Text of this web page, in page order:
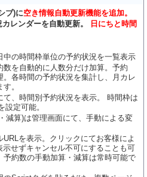
ブ)に空き情報自動更新機能を追加。
レンダーを自動更新。
日にちと時間
中の時間枠単位の予約状況を一覧表示
を自動的に人数分だけ加算。予約
各時間の予約状況を集計し、月カレ
。
、時間別予約状況を表示。 時間枠は
設定可能。
減算)は管理画面にて、手動による変
を表示。クリックにてお客様によ
せずキャンセル不可にすることも可
約数の手動加算・減算は常時可能で